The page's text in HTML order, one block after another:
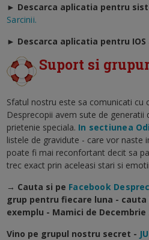
► Descarca aplicatia pentru
Sarcinii.
► Descarca aplicatia pentru IOS
Suport si
Sfatul nostru este sa comunicati cu
Desprecopii avem sute de generatii
prietenie speciala. In sectiunea
listele de gravidute - care vor naste
poate fi mai reconfortant decit sa
trec exact prin aceleasi stari si
→ Cauta si pe Facebook
grup pentru fiecare luna - cauta
exemplu - Mamici de Decembrie
Vino pe grupul nostru secret -